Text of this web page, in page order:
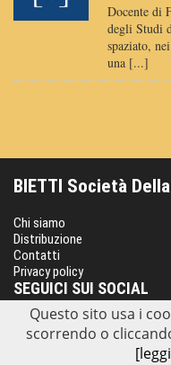
Docente di
degli Studi
spaziato,
una [...]
BIETTI Società
Chi siamo
Distribuzione
Contatti
Privacy policy
SEGUICI SUI SOCIAL
Questo sito usa i
scorrendo o